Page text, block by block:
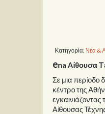
Κατηγορία: Νέα &
ena Aίθουσα
Σε μια περίοδο
κέντρο της
Αίθουσας